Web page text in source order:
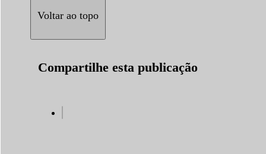
Voltar ao topo
Compartilhe esta publicação